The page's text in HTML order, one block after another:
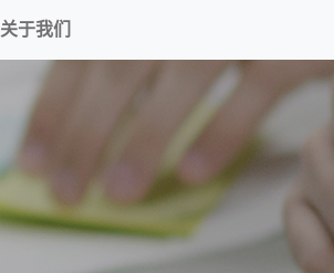
关于我们